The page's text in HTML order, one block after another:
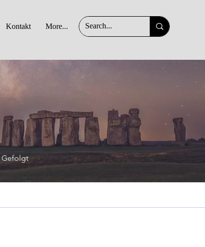
Kontakt More...
Gefolgt